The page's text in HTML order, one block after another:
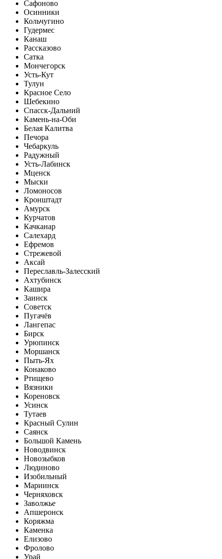
Сафоново
Осинники
Кольчугино
Гудермес
Канаш
Рассказово
Сатка
Мончегорск
Усть-Кут
Тулун
Красное Село
Шебекино
Спасск-Дальний
Камень-на-Оби
Белая Калитва
Печора
Чебаркуль
Радужный
Усть-Лабинск
Мценск
Мыски
Ломоносов
Кронштадт
Амурск
Курчатов
Качканар
Салехард
Ефремов
Стрежевой
Аксай
Переславль-Залесский
Ахтубинск
Кашира
Заинск
Советск
Пугачёв
Лангепас
Бирск
Урюпинск
Моршанск
Пыть-Ях
Конаково
Ртищево
Вязники
Кореновск
Усинск
Тутаев
Красный Сулин
Саянск
Большой Камень
Новодвинск
Новозыбков
Людиново
Изобильный
Мариинск
Черняховск
Заволжье
Апшеронск
Коряжма
Каменка
Елизово
Фролово
Урай